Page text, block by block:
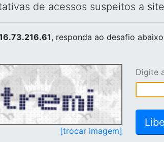
de acessos suspeitos a
, responda ao desafio
[trocar imagem]
Digite